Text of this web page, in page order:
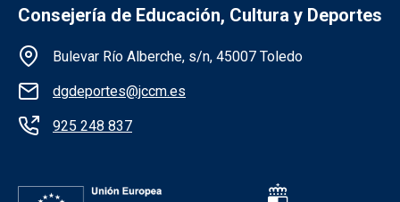
Consejería de Educación, Cultura y Deportes
Información de la institución
Bulevar Río Alberche, s/n, 45007 Toledo
dgdeportes@jccm.es
925 248 837